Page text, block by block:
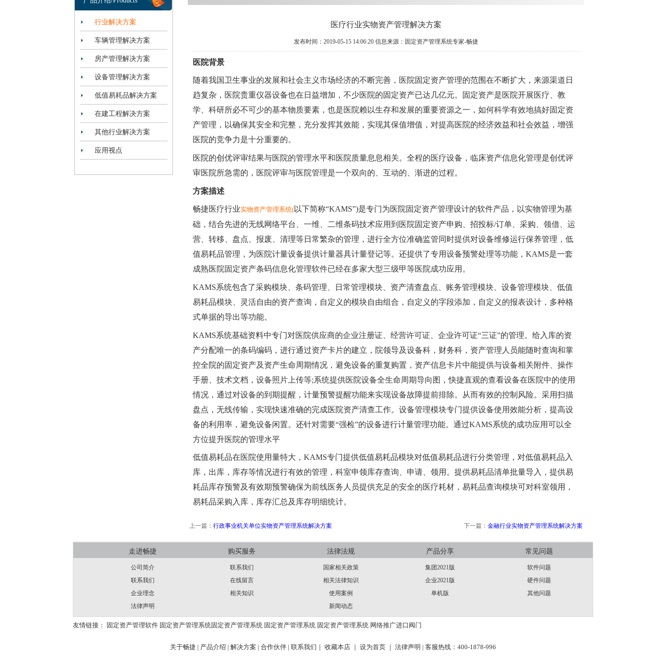
行业解决方案
车辆管理解决方案
房产管理解决方案
设备管理解决方案
低值易耗品解决方案
在建工程解决方案
其他行业解决方案
应用视点
医疗行业实物资产管理解决方案
发布时间：2019-05-15 14:06:20 信息来源：固定资产管理系统专家-畅捷
医院背景
随着我国卫生事业的发展和社会主义市场经济的不断完善，医院固定资产管理的范围在不断扩大，来源渠道日
趋复杂，医院贵重仪器设备也在日益增加，不少医院的固定资产已达几亿元。固定资产是医院开展医疗、教
学、科研所必不可少的基本物质要素，也是医院赖以生存和发展的重要资源之一，如何科学有效地搞好固定资
产管理，以确保其安全和完整，充分发挥其效能，实现其保值增值，对提高医院的经济效益和社会效益，增强
医院的竞争力是十分重要的。
医院的创优评审结果与医院的管理水平和医院质量息息相关。全程的医疗设备，临床资产信息化管理是创优评
审医院所急需的，医院评审与医院管理是一个双向的、互动的、渐进的过程。
方案描述
畅捷医疗行业实物资产管理系统( 以下简称“KAMS”)是专门为医院固定资产管理设计的软件产品，以实物管理为基
础，结合先进的无线网络平台、一维、二维条码技术应用到医院固定资产申购、招投标/订单、采购、领借、运
营、转移、盘点、报废、清理等日常繁杂的管理，进行全方位准确监管同时提供对设备维修运行保养管理，低
值易耗品管理，为医院计量设备提供计量器具计量登记等。还提供了专用设备预警处理等功能，KAMS是一套
成熟医院固定资产条码信息化管理软件已经在多家大型三级甲等医院成功应用。
KAMS系统包含了采购模块、条码管理、日常管理模块、资产清查盘点、账务管理模块、设备管理模块、低值
易耗品模块、灵活自由的资产查询，自定义的模块自由组合，自定义的字段添加，自定义的报表设计，多种格
式单据的导出等功能。
KAMS系统基础资料中专门对医院供应商的企业注册证、经营许可证、企业许可证“三证”的管理。给入库的资
产分配唯一的条码编码，进行通过资产卡片的建立，院领导及设备科，财务科，资产管理人员能随时查询和掌
控全院的固定资产及资产生命周期情况，避免设备的重复购置，资产信息卡片中能提供与设备相关附件、操作
手册、技术文档，设备照片上传等;系统提供医院设备全生命周期导向图，快捷直观的查看设备在医院中的使用
情况，通过对设备的到期提醒，计量预警提醒功能来实现设备故障提前排除。从而有效的控制风险。采用扫描
盘点，无线传输，实现快速准确的完成医院资产清查工作。设备管理模块专门提供设备使用效能分析，提高设
备的利用率，避免设备闲置。还针对需要“强检”的设备进行计量管理功能。通过KAMS系统的成功应用可以全
方位提升医院的管理水平
低值易耗品在医院使用量特大， KAMS专门提供低值易耗品模块对低值易耗品进行分类管理，对低值易耗品入
库，出库，库存等情况进行有效的管理，科室申领库存查询、申请、领用。提供易耗品清单批量导入，提供易
耗品库存预警及有效期预警确保为前线医务人员提供充足的安全的医疗耗材，易耗品查询模块可对科室领用，
易耗品采购入库，库存汇总及库存明细统计。
上一篇： 行政事业机关单位实物资产管理系统解决方案 下一篇： 金融行业实物资产管理系统解决方案
走进畅捷
公司简介
联系我们
企业理念
法律声明
购买服务
联系我们
在线留言
相关知识
法律法规
国家相关政策
相关法律知识
使用案例
新闻动态
产品分享
集团2021版
企业2021版
单机版
常见问题
软件问题
硬件问题
其他问题
友情链接： 固定资产管理软件 固定资产管理系统固定资产管理系统 固定资产管理系统 固定资产管理系统 网络推广进口阀门
关于畅捷 | 产品介绍 | 解决方案 | 合作伙伴 | 联系我们｜ 收藏本店 ｜ 设为首页 ｜ 法律声明 | 客服热线：400-1878-996